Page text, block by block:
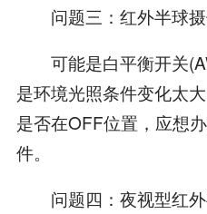
问题三：红外半球摄
可能是白平衡开关
是环境光照条件变化太
是否在OFF位置，应想
件。
问题四：夜视型红外